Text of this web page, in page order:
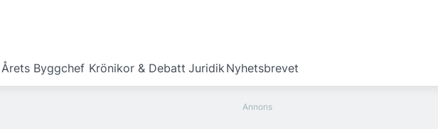
Årets Byggchef Krönikor & Debatt JuridikNyhetsbrevet